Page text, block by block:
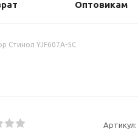
Оптовикам
Стинол YJF607A-5C
Артикул: